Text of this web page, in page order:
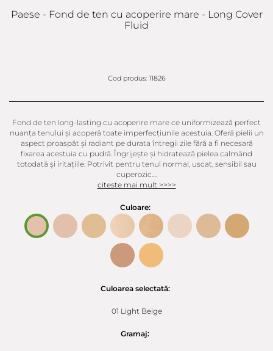
Paese - Fond de ten cu acoperire mare - Long Cover
Fluid
Cod produs: 11826
Fond de ten long-lasting cu acoperire mare ce uniformizează perfect
nuanța tenului și acoperă toate imperfecțiunile acestuia. Oferă pielii un
aspect proaspăt și radiant pe durata întregii zile fără a fi necesară
fixarea acestuia cu pudră. Îngrijește și hidratează pielea calmând
totodată și iritațiile. Potrivit pentru tenul normal, uscat, sensibil sau
cuperozic....
citeste mai mult >>>>
Culoare:
Culoarea selectată:
01 Light Beige
Gramaj: